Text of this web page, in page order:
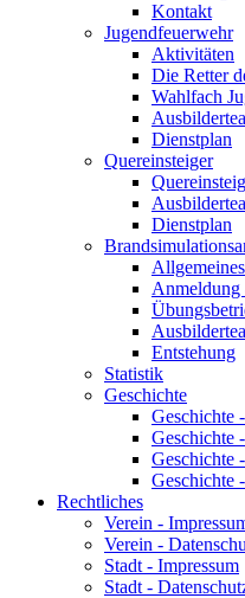
Kontakt
Jugendfeuerwehr
Aktivitäten
Die Retter
Wahlfach
Dienstplan
Quereinsteiger
Dienstplan
Allgemeines
Entstehung
Statistik
Geschichte
Geschichte
Geschichte
Geschichte
Geschichte
Rechtliches
Verein -
Verein -
Stadt - Impressum
Stadt -